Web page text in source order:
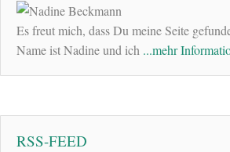
Es freut mich, dass Du meine Seite
Name ist Nadine und ich ...mehr
RSS-FEED